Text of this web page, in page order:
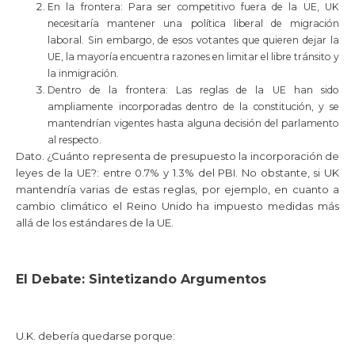
En la frontera: Para ser competitivo fuera de la UE, UK
necesitaría mantener una política liberal de migración
laboral. Sin embargo, de esos votantes que quieren dejar la
UE, la mayoría encuentra razones en limitar el libre tránsito y
la inmigración.
Dentro de la frontera: Las reglas de la UE han sido
ampliamente incorporadas dentro de la constitución, y se
mantendrían vigentes hasta alguna decisión del parlamento
al respecto.
Dato. ¿Cuánto representa de presupuesto la incorporación de
leyes de la UE?: entre 0.7% y 1.3% del PBI. No obstante, si UK
mantendría varias de estas reglas, por ejemplo, en cuanto a
cambio climático el Reino Unido ha impuesto medidas más
allá de los estándares de la UE.
El Debate: Sintetizando Argumentos
U.K. debería quedarse porque: